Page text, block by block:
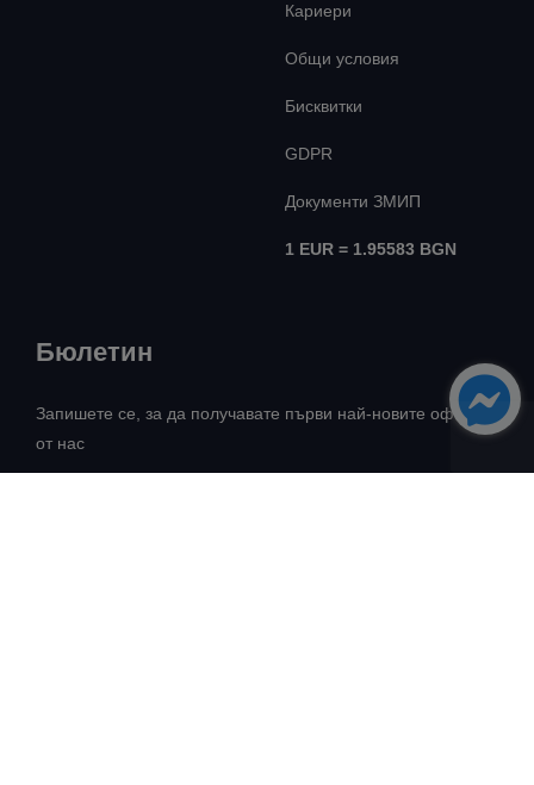
Кариери
Общи условия
Бисквитки
GDPR
Документи ЗМИП
1 EUR = 1.95583 BGN
Бюлетин
Запишете се, за да получавате първи най-новите оферти
от нас